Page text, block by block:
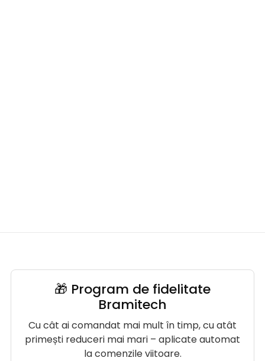
🎁 Program de fidelitate
Bramitech
Cu cât ai comandat mai mult în timp, cu atât
primești reduceri mai mari – aplicate automat
la comenzile viitoare.